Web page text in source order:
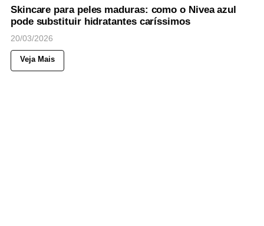
Skincare para peles maduras: como o Nivea azul
pode substituir hidratantes caríssimos
20/03/2026
Veja Mais